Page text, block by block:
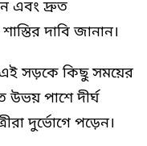
এবং দ্রুত
দাবি জানান।
সড়কে কিছু সময়ের
উভয় পাশে দীর্ঘ
দুর্ভোগে পড়েন।